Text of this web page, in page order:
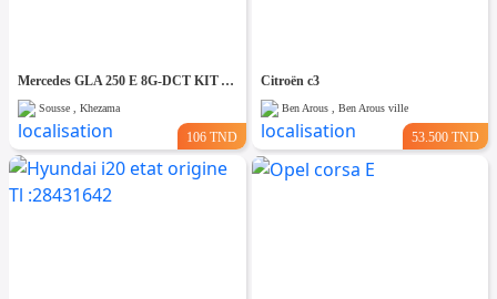
Mercedes GLA 250 E 8G-DCT KIT AMG PACK NIGHT
Sousse , Khezama
106 TND
Citroën c3
Ben Arous , Ben Arous ville
53.500 TND